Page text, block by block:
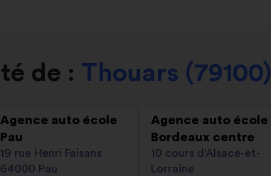
de : Thouars (79100)
Agence auto école
Pau
19 rue Henri Faisans
64000 Pau
Agence auto école
Bordeaux centre
10 cours d'Alsace-et-
Lorraine